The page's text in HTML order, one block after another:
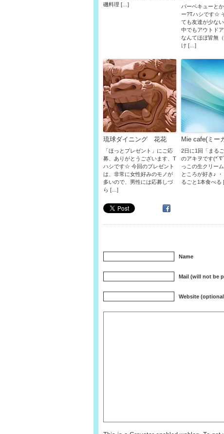
磯料理 […]
バーベキューと
ー?Tハシです☆
ても友達が少な
中でもアウトド
なんてほぼ皆無
け […]
琉球ダイニング 花花
「ほっとプレゼント」にご応
募、ありがとうございます、T
ハシです☆ 今回のプレゼント
は、非常に女性好みのモノが
多いので、男性には応募しづ
ら […]
Mie cafe(ミー
2日に1回「まる
のアキヲです
っこの生クリー
ところが好き♪
るごと1本食べ
Name
Mail (will not be
Website